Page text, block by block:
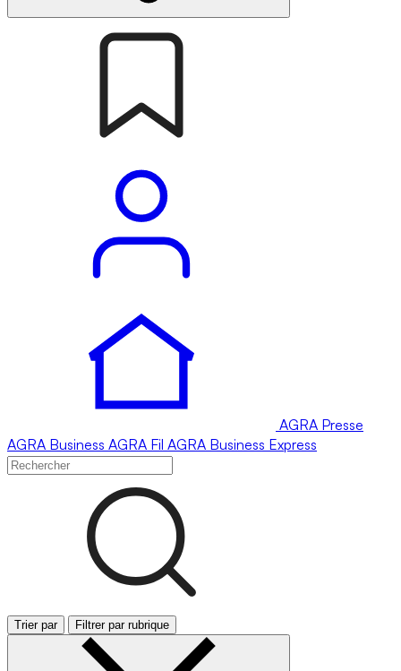
AGRA Presse
AGRA Business AGRA Fil AGRA Business Express
Trier par Filtrer par rubrique